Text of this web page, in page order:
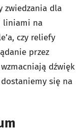
zwiedzania dla
liniami na
czy reliefy
przez
dźwięk
się na